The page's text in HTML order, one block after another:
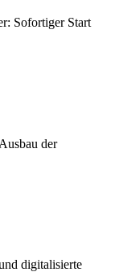
Sofortiger Start
der
digitalisierte